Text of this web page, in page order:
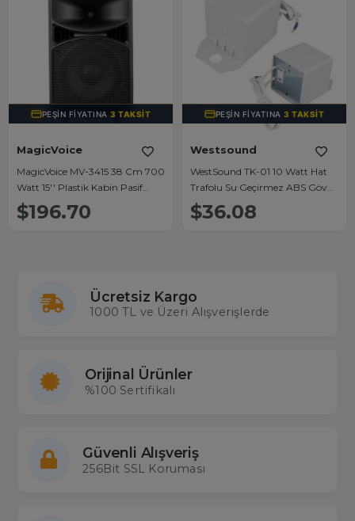
PEŞIN FIYATINA3 TAKSIT
MagicVoice
MagicVoice MV-3415 38 Cm 700
Watt 15'' Plastik Kabin Pasif
Hoparlör
$196.70
PEŞIN FIYATINA3 TAKSIT
Westsound
WestSound TK-01 10 Watt Hat
Trafolu Su Geçirmez ABS Gövde
Plastik Kutu
$36.08
Ücretsiz Kargo
1000 TL ve Üzeri Alışverişlerde
Orijinal Ürünler
%100 Sertifikalı
Güvenli Alışveriş
256Bit SSL Koruması